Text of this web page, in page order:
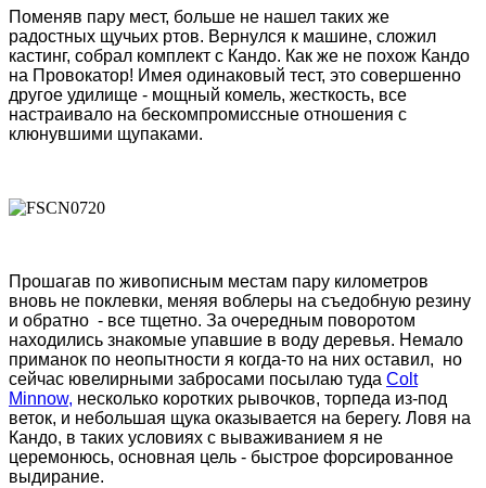
Поменяв пару мест, больше не нашел таких же
радостных щучьих ртов. Вернулся к машине, сложил
кастинг, собрал комплект с Кандо. Как же не похож Кандо
на Провокатор! Имея одинаковый тест, это совершенно
другое удилище - мощный комель, жесткость, все
настраивало на бескомпромиссные отношения с
клюнувшими щупаками.
Прошагав по живописным местам пару километров
вновь не поклевки, меняя воблеры на съедобную резину
и обратно - все тщетно. За очередным поворотом
находились знакомые упавшие в воду деревья. Немало
приманок по неопытности я когда-то на них оставил, но
сейчас ювелирными забросами посылаю туда Colt
Minnow, несколько коротких рывочков, торпеда из-под
веток, и небольшая щука оказывается на берегу. Ловя на
Кандо, в таких условиях с вываживанием я не
церемонюсь, основная цель - быстрое форсированное
выдирание.